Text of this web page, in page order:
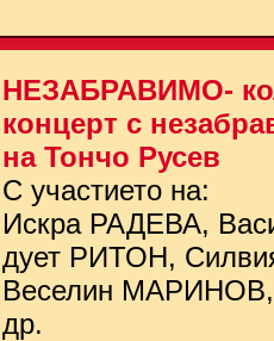
НЕЗАБРАВИМО-
концерт с
на Тончо Русев
С участието на:
Искра РАДЕВА,
дует РИТОН,
Веселин
др.